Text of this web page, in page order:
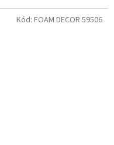
Kód: FOAM DECOR 59506